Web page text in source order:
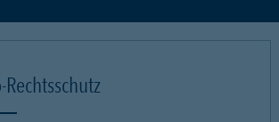
Rechtsschutz